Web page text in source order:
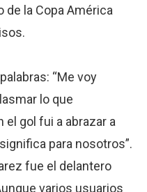
la Copa América
“Me voy
lo que
el gol fui a abrazar a
para nosotros”.
fue el delantero
varios usuarios